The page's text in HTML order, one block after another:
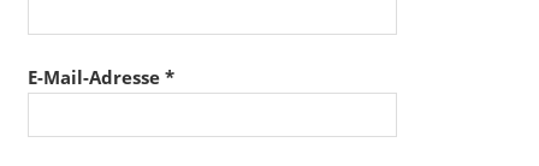
E-Mail-Adresse *